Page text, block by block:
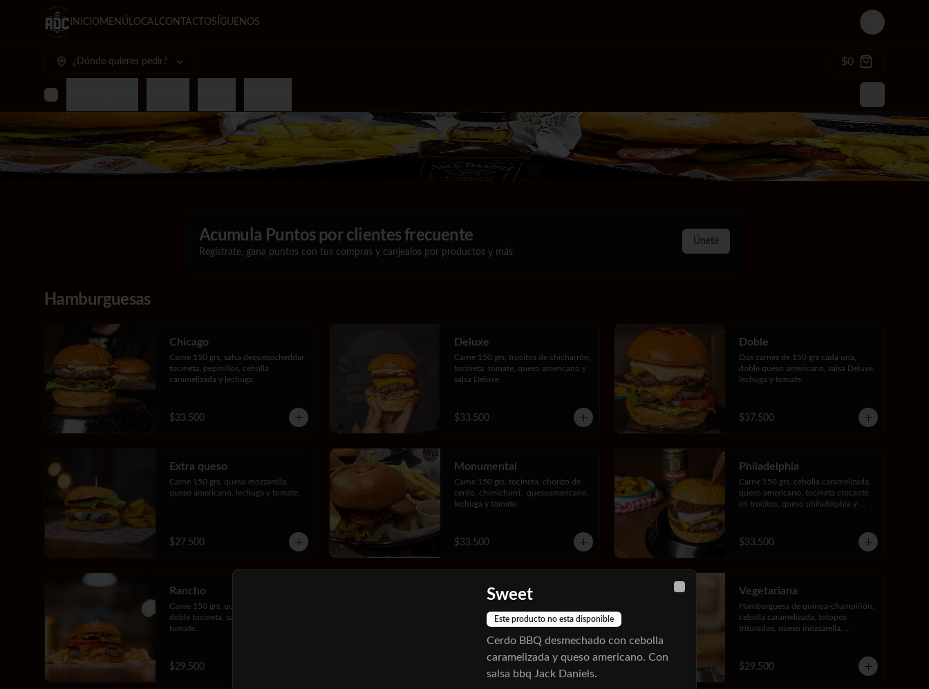
INICIOMENÚ LOCALCONTACTOSÍGUENOS
Login
¿Dónde quieres pedir? $0
Acumula Puntos por clientes frecuente
Regístrate, gana puntos con tus compras y canjealos por productos y más
Únete
Hamburguesas
Chicago
Carne 150 grs, salsa dequesocheddar,
tocineta, pepinillos, cebolla
caramelizada y lechuga.
$33.500
Deluxe
Carne 150 grs, trocitos de chicharrón,
tocineta, tomate, queso americano y
salsa Deluxe.
$33.500
Doble
Dos carnes de 150 grs cada una,
doble queso americano, salsa Deluxe,
lechuga y tomate.
$37.500
Extra queso
Carne 150 grs, queso mozzarella,
queso americano, lechuga y tomate.
$27.500
Monumental
Carne 150 grs, tocineta, chorizo de
cerdo, chimichurri,  quesoamericano,
lechuga y tomate.
$33.500
Philadelphia
Carne 150 grs, cebolla caramelizada,
queso americano, tocineta crocante
en trocitos, queso philadelphia y
$33.500
Rancho
Carne 150 grs, queso americano,
doble tocineta, salsa BBQ, lechuga y
tomate.
$29.500
Rústica
con salsa barbacoa, queso
americano, tomate, lechuga y salsa
BBQ Jack Daniels.
Vegetariana
Hamburguesa de quinua-champiñón,
cebolla caramelizada, totopos
triturados, queso mozzarella,
$29.500
Sweet
Este producto no esta disponible
Cerdo BBQ desmechado con cebolla
caramelizada y queso americano. Con
salsa bbq Jack Daniels.